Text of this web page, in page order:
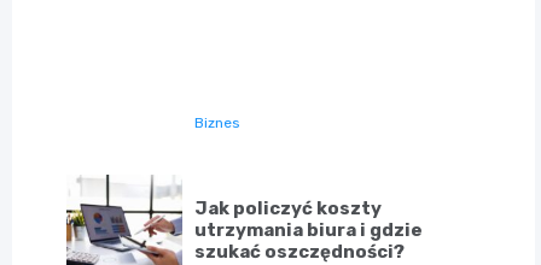
Biznes
Jak policzyć koszty
utrzymania biura i gdzie
szukać oszczędności?